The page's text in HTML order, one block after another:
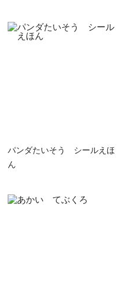
パンダたいそう シールえほ
ん